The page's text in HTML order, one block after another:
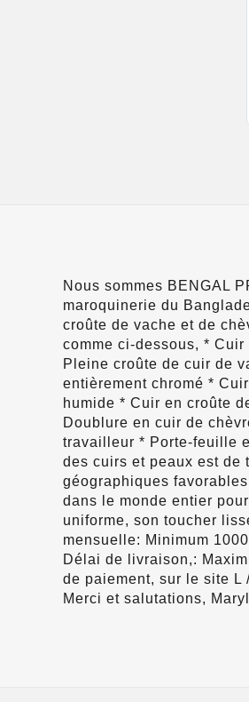
Nous sommes BENGAL
maroquinerie du
croûte de vache et de
comme ci-dessous, *
Pleine croûte de cuir de
entièrement chromé *
humide * Cuir en croûte
Doublure en cuir de
travailleur * Porte-feuille
des cuirs et peaux est de
géographiques
dans le monde entier
uniforme, son toucher
mensuelle: Minimum
Délai de livraison,:
de paiement, sur le site L
Merci et salutations,